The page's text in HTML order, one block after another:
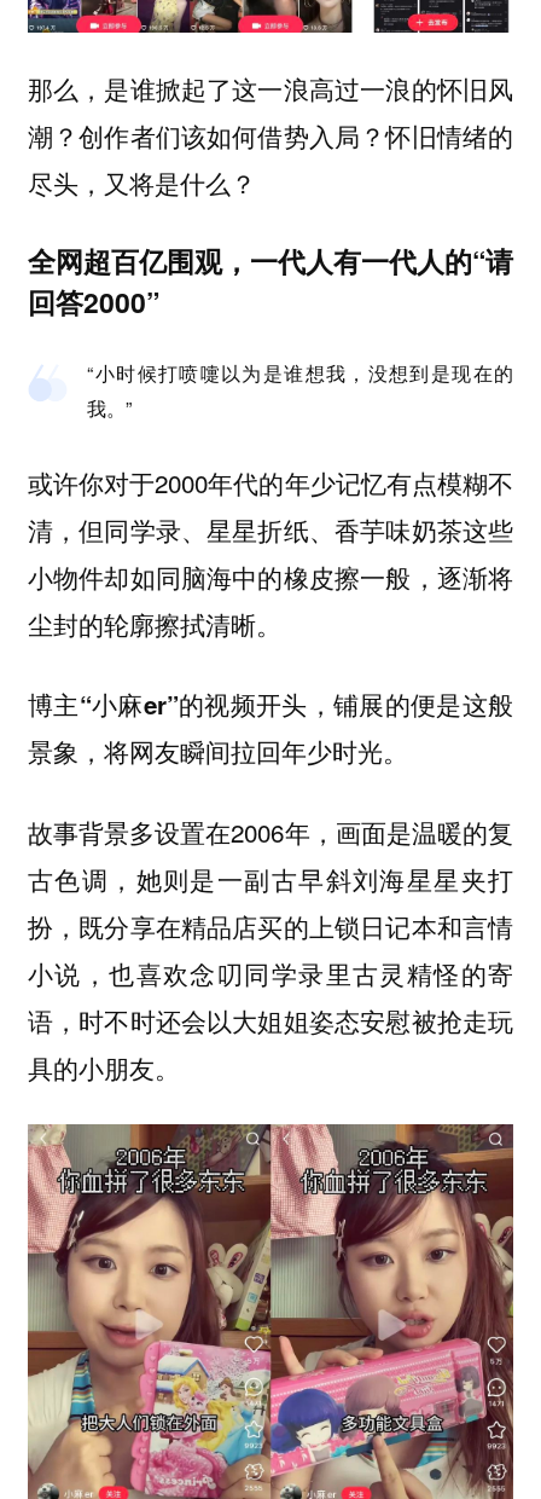
那么，是谁掀起了这一浪高过一浪的怀旧风
潮？创作者们该如何借势入局？怀旧情绪的
尽头，又将是什么？
全网超百亿围观，一代人有一代人的“请
回答2000”
“小时候打喷嚏以为是谁想我，没想到是现在的
我。”
或许你对于2000年代的年少记忆有点模糊不
清，但同学录、星星折纸、香芋味奶茶这些
小物件却如同脑海中的橡皮擦一般，逐渐将
尘封的轮廓擦拭清晰。
博主“小麻er”的视频开头，铺展的便是这般
景象，将网友瞬间拉回年少时光。
故事背景多设置在2006年，画面是温暖的复
古色调，她则是一副古早斜刘海星星夹打
扮，既分享在精品店买的上锁日记本和言情
小说，也喜欢念叨同学录里古灵精怪的寄
语，时不时还会以大姐姐姿态安慰被抢走玩
具的小朋友。